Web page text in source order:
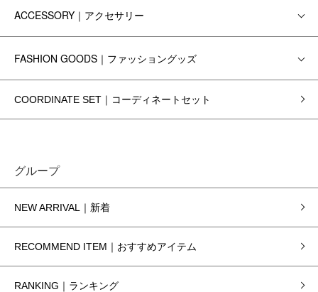
ACCESSORY｜アクセサリー
FASHION GOODS｜ファッショングッズ
COORDINATE SET｜コーディネートセット
グループ
NEW ARRIVAL｜新着
RECOMMEND ITEM｜おすすめアイテム
RANKING｜ランキング